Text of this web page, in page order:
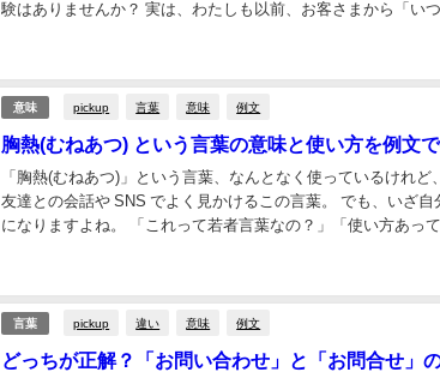
験はありませんか？ 実は、わたしも以前、お客さまから「い
意味 pickup 言葉 意味 例文
胸熱(むねあつ) という言葉の意味と使い方を例文で
「胸熱(むねあつ)」という言葉、なんとなく使っているけれ
友達との会話や SNS でよく見かけるこの言葉。 でも、いざ
になりますよね。 「これって若者言葉なの？」「使い方あっ
言葉 pickup 違い 意味 例文
どっちが正解？「お問い合わせ」と「お問合せ」